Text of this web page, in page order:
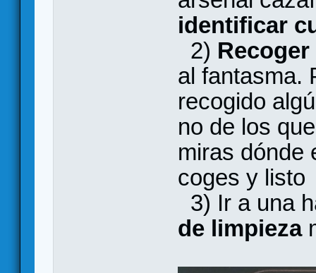
identificar
2)
al fantasma.
recogido
no de los
miras dónde
coges y listo
3) Ir a una
de limpieza